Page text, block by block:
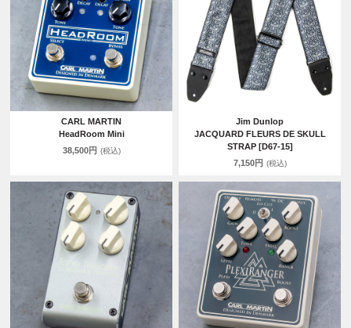
CARL MARTIN
HeadRoom Mini
38,500円 (税込)
Jim Dunlop
JACQUARD FLEURS DE SKULL
STRAP [D67-15]
7,150円 (税込)